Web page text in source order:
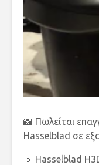
📸 Πωλείται
Hasselblad σε
🔹 Hasselblad